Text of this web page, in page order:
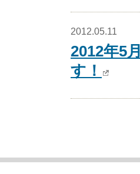
2012.05.11
2012年5
す！